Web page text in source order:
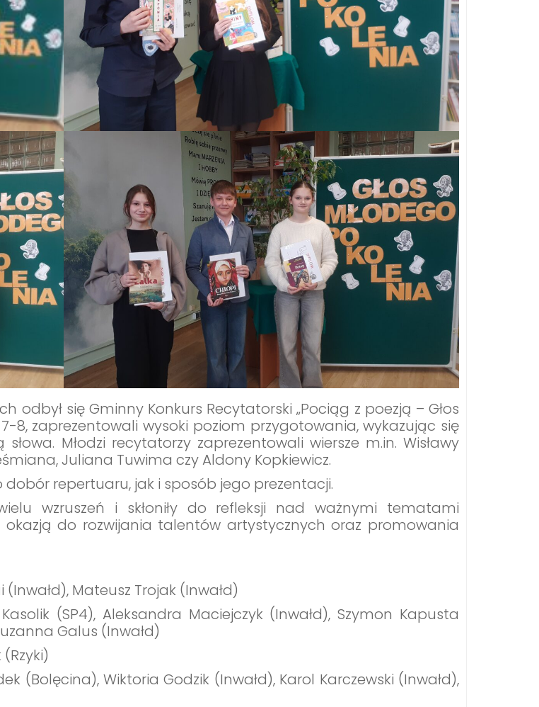
odbył się Gminny Konkurs Recytatorski „Pociąg z poezją – Głos
8, zaprezentowali wysoki poziom przygotowania, wykazując się
Młodzi recytatorzy zaprezentowali wiersze m.in. Wisławy
Juliana Tuwima czy Aldony Kopkiewicz.
repertuaru, jak i sposób jego prezentacji.
wzruszeń i skłoniły do refleksji nad ważnymi tematami
okazją do rozwijania talentów artystycznych oraz promowania
Mateusz Trojak (Inwałd)
(SP4), Aleksandra Maciejczyk (Inwałd), Szymon Kapusta
Galus (Inwałd)
(Bolęcina), Wiktoria Godzik (Inwałd), Karol Karczewski (Inwałd),